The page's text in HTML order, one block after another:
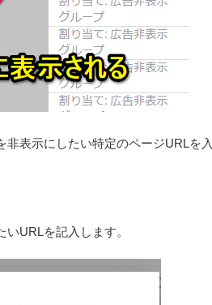
非表示にしたい特定のページURLを入
URLを記入します。